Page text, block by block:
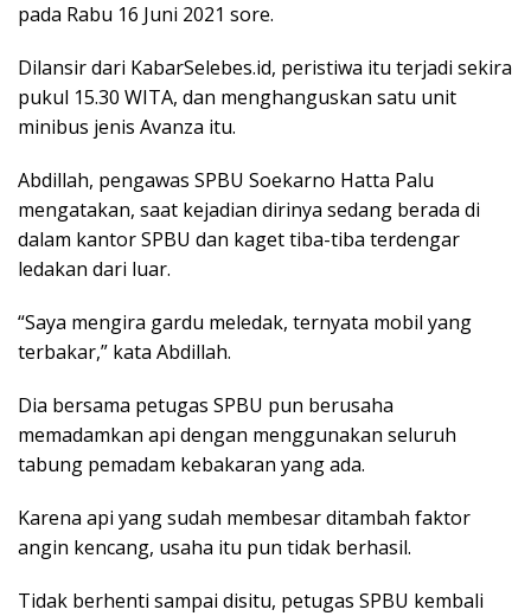
pada Rabu 16 Juni 2021 sore.
Dilansir dari KabarSelebes.id, peristiwa itu terjadi sekira
pukul 15.30 WITA, dan menghanguskan satu unit
minibus jenis Avanza itu.
Abdillah, pengawas SPBU Soekarno Hatta Palu
mengatakan, saat kejadian dirinya sedang berada di
dalam kantor SPBU dan kaget tiba-tiba terdengar
ledakan dari luar.
“Saya mengira gardu meledak, ternyata mobil yang
terbakar,” kata Abdillah.
Dia bersama petugas SPBU pun berusaha
memadamkan api dengan menggunakan seluruh
tabung pemadam kebakaran yang ada.
Karena api yang sudah membesar ditambah faktor
angin kencang, usaha itu pun tidak berhasil.
Tidak berhenti sampai disitu, petugas SPBU kembali